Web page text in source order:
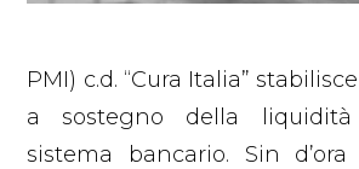
PMI) c.d. “Cura Italia”
a sostegno della liquidità
sistema bancario. Sin